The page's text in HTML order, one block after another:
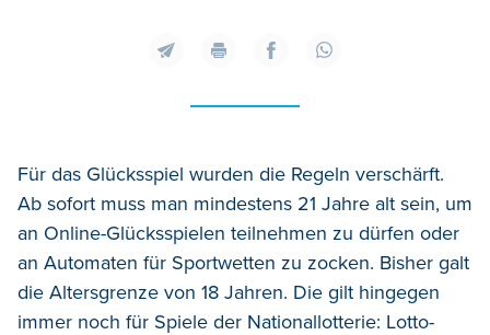
Für das Glücksspiel wurden die Regeln verschärft.
Ab sofort muss man mindestens 21 Jahre alt sein, um
an Online-Glücksspielen teilnehmen zu dürfen oder
an Automaten für Sportwetten zu zocken. Bisher galt
die Altersgrenze von 18 Jahren. Die gilt hingegen
immer noch für Spiele der Nationallotterie: Lotto-